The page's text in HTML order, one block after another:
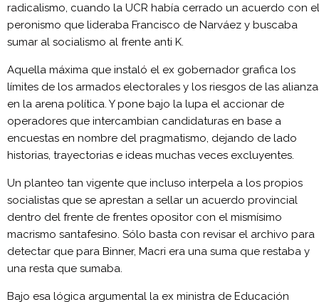
radicalismo, cuando la UCR había cerrado un acuerdo con el
peronismo que lideraba Francisco de Narváez y buscaba
sumar al socialismo al frente anti K.
Aquella máxima que instaló el ex gobernador grafica los
límites de los armados electorales y los riesgos de las
en la arena política. Y pone bajo la lupa el accionar de
operadores que intercambian candidaturas en base a
encuestas en nombre del pragmatismo, dejando de lado
historias, trayectorias e ideas muchas veces excluyentes.
Un planteo tan vigente que incluso interpela a los propios
socialistas que se aprestan a sellar un acuerdo provincial
dentro del frente de frentes opositor con el mismísimo
macrismo santafesino. Sólo basta con revisar el archivo para
detectar que para Binner, Macri era una suma que restaba y
una resta que sumaba.
Bajo esa lógica argumental la ex ministra de Educación